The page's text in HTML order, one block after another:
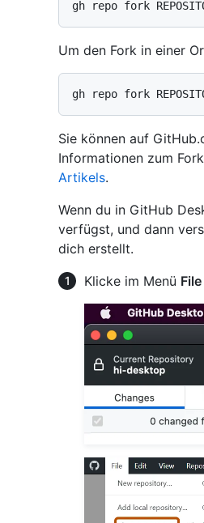
Um den Fork in einer
Sie können auf
Informationen zum
Artikels.
Wenn du in GitHub
verfügst, und dann
dich erstellt.
Klicke im Menü File